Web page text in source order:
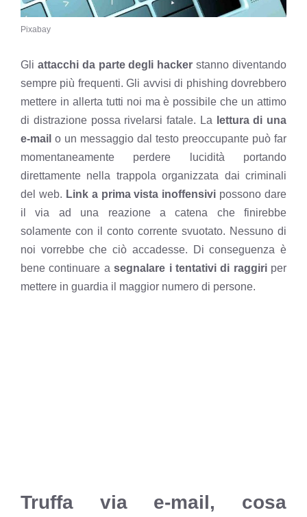
Pixabay
Gli attacchi da parte degli hacker stanno diventando
sempre più frequenti. Gli avvisi di phishing dovrebbero
mettere in allerta tutti noi ma è possibile che un attimo
di distrazione possa rivelarsi fatale. La
lettura di una
e-mail o un messaggio dal testo preoccupante può far
momentaneamente perdere lucidità portando
direttamente nella trappola organizzata dai criminali
del web. Link a prima vista inoffensivi possono dare
il via ad una reazione a catena che finirebbe
solamente con il conto corrente svuotato. Nessuno di
noi vorrebbe che ciò accadesse. Di conseguenza è
bene continuare asegnalare i tentativi di raggiriper
mettere in guardia il maggior numero di persone.
Truffa via e-mail, cosa